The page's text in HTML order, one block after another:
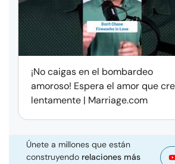
¡No caigas en el bombardeo
amoroso! Espera el amor que
lentamente | Marriage.com
Únete a millones que están
construyendo relaciones más